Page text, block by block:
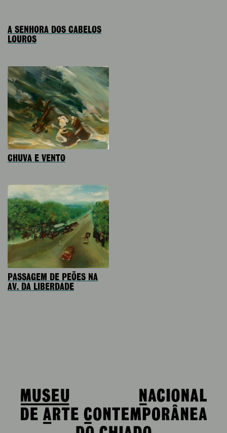
A SENHORA DOS CABELOS
LOUROS
CHUVA E VENTO
PASSAGEM DE PEÕES NA
AV. DA LIBERDADE